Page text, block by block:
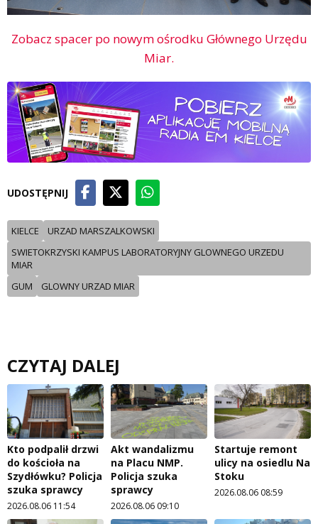
Zobacz spacer po nowym ośrodku Głównego Urzędu
Miar.
UDOSTĘPNIJ
KIELCE
URZAD MARSZALKOWSKI
SWIETOKRZYSKI KAMPUS LABORATORYJNY GLOWNEGO URZEDU
MIAR
GUM
GLOWNY URZAD MIAR
CZYTAJ DALEJ
Kto podpalił drzwi
do kościoła na
Szydłówku? Policja
szuka sprawcy
2026.08.06 11:54
Akt wandalizmu
na Placu NMP.
Policja szuka
sprawcy
2026.08.06 09:10
Startuje remont
ulicy na osiedlu Na
Stoku
2026.08.06 08:59